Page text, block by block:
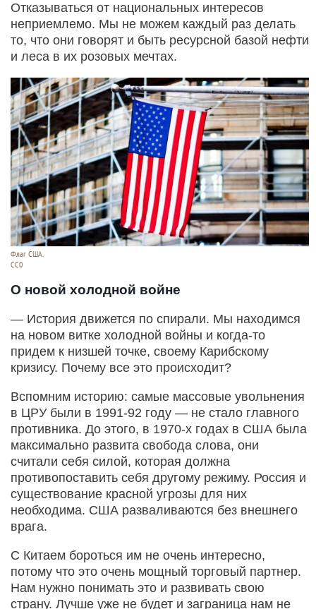
Отказываться от национальных интересов
неприемлемо. Мы не можем каждый раз делать
то, что они говорят и быть ресурсной базой нефти
и леса в их розовых мечтах.
Флаг США.
СС0
О новой холодной войне
— История движется по спирали. Мы находимся
на новом витке холодной войны и когда-то
придем к низшей точке, своему Карибскому
кризису. Почему все это происходит?
Вспомним историю: самые массовые увольнения
в ЦРУ были в 1991-92 году — не стало главного
противника. До этого, в 1970-х годах в США была
максимально развита свобода слова, они
считали себя силой, которая должна
противопоставить себя другому режиму. Россия и
существование красной угрозы для них
необходима. США разваливаются без внешнего
врага.
С Китаем бороться им не очень интересно,
потому что это очень мощный торговый партнер.
Нам нужно понимать это и развивать свою
страну. Лучше уже не будет и заграница нам не